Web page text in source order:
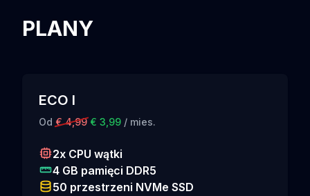
PLANY
ECO I
Od € 4,99 € 3,99 / mies.
2x CPU wątki
4 GB pamięci DDR5
50 przestrzeni NVMe SSD